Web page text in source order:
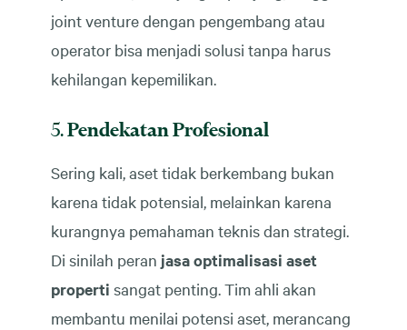
joint venture dengan pengembang atau
operator bisa menjadi solusi tanpa harus
kehilangan kepemilikan.
5.Pendekatan Profesional
Sering kali, aset tidak berkembang bukan
karena tidak potensial, melainkan karena
kurangnya pemahaman teknis dan strategi.
Di sinilah peran jasa optimalisasi aset
properti sangat penting. Tim ahli akan
membantu menilai potensi aset, merancang